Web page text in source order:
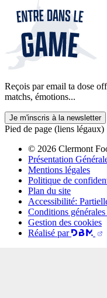
Reçois par email ta dose
matchs, émotions...
Je m'inscris à la newsletter
Pied de page (liens légaux)
© 2026 Clermont
Présentation
Mentions légales
Politique de
Plan du site
Accessibilité:
Conditions
Gestion des cookies
Réalisé par